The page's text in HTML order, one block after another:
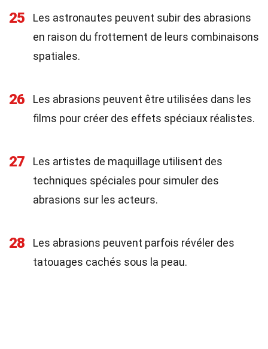
25
Les astronautes peuvent subir des abrasions
en raison du frottement de leurs combinaisons
spatiales.
26
Les abrasions peuvent être utilisées dans les
films pour créer des effets spéciaux réalistes.
27
Les artistes de maquillage utilisent des
techniques spéciales pour simuler des
abrasions sur les acteurs.
28
Les abrasions peuvent parfois révéler des
tatouages cachés sous la peau.